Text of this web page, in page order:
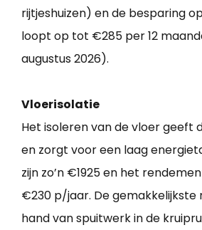
rijtjeshuizen) en de besparing
loopt op tot €285 per 12
augustus 2026).
Vloerisolatie
Het isoleren van de vloer geeft
en zorgt voor een laag
zijn zo’n €1925 en het
€230 p/jaar. De gemakkelijkste
hand van spuitwerk in de